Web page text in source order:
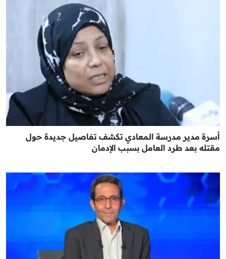
أسرة مدير مدرسة المعادي تكشف تفاصيل جديدة حول
مقتله بعد طرد العامل بسبب الإدمان